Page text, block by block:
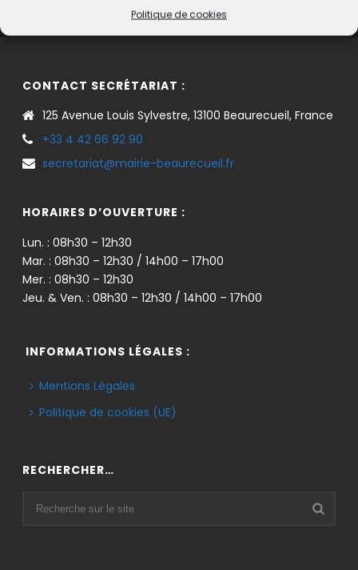
Politique de cookies
CONTACT SECRÉTARIAT :
125 Avenue Louis Sylvestre, 13100 Beaurecueil, France
+33 4 42 66 92 90
secretariat@mairie-beaurecueil.fr
HORAIRES D’OUVERTURE :
Lun. : 08h30 – 12h30
Mar. : 08h30 – 12h30 / 14h00 – 17h00
Mer. : 08h30 – 12h30
Jeu. & Ven. : 08h30 – 12h30 / 14h00 – 17h00
INFORMATIONS LÉGALES :
Mentions Légales
Politique de cookies (UE)
RECHERCHER…